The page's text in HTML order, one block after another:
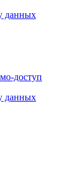
данных
доступ
данных